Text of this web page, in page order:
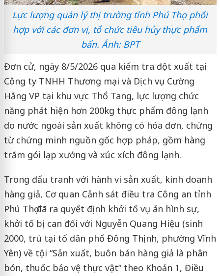
Lực lượng quản lý thị trường tỉnh Phú Thọ phối
hợp với các đơn vị, tổ chức tiêu hủy thực phẩm
bẩn. Ảnh: BPT
Đơn cử, ngày 8/5/2026 qua kiểm tra đột xuất tại
Công ty TNHH Thương mại và Dịch vụ Cường
Hằng VP tại khu vực Thổ Tang, lực lượng chức
năng phát hiện hơn 200kg thực phẩm đông lạnh
do nước ngoài sản xuất không có hóa đơn, chứng
từ chứng minh nguồn gốc hợp pháp, gồm hàng
trăm gói lạp xưởng và xúc xích đông lạnh.
Trong đấu tranh với hành vi sản xuất, kinh doanh
hàng giả, Cơ quan Cảnh sát điều tra Công an tỉnh
Phú Thọ đã ra quyết định khởi tố vụ án hình sự,
khởi tố bị can đối với Nguyễn Quang Hiệu (sinh
2000, trú tại tổ dân phố Đông Thịnh, phường Vĩnh
Yên) về tội “Sản xuất, buôn bán hàng giả là phân
bón, thuốc bảo vệ thực vật” theo Khoản 1, Điều